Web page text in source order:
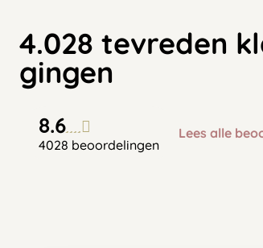
4.028 tevreden
gingen
8.6
4028 beoordelingen
Lees alle